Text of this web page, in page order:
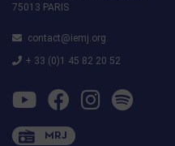
75013 PARIS
contact@iemj.org
+ 33 (0)1 45 82 20 52
MRJ